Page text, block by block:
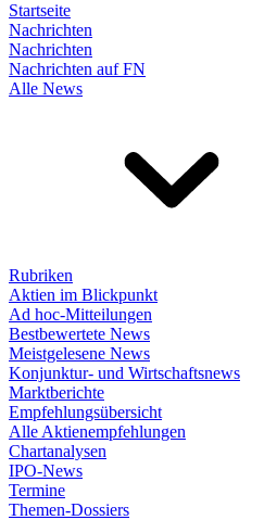
Startseite
Nachrichten
Nachrichten
Nachrichten auf FN
Alle News
Rubriken
Aktien im Blickpunkt
Ad hoc-Mitteilungen
Bestbewertete News
Meistgelesene News
Konjunktur- und Wirtschaftsnews
Marktberichte
Empfehlungsübersicht
Alle Aktienempfehlungen
Chartanalysen
IPO-News
Termine
Themen-Dossiers